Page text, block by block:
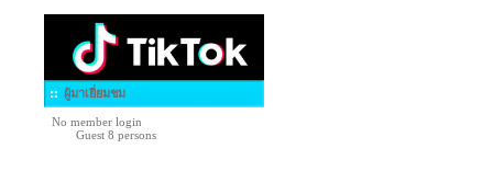
ผู้มาเยี่ยมชม
No member login
Guest 8 persons